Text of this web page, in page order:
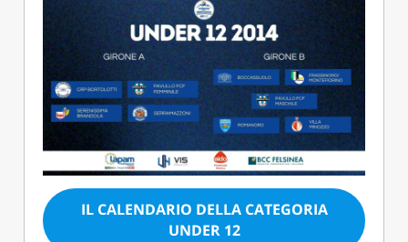
IL CALENDARIO DELLA CATEGORIA
UNDER 12